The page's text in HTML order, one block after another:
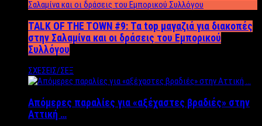
TALK OF THE TOWN #9: Τα top μαγαζιά για διακοπές
στην Σαλαμίνα και οι δράσεις του Εμπορικού
Συλλόγου
ΣΧΕΣΕΙΣ/ΣΕΞ
Απόμερες παραλίες για «αξέχαστες βραδιές» στην
Αττική …